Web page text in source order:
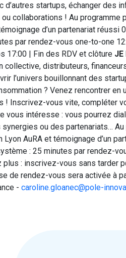
d’autres startups, échanger des
collaborations ! Au programme
d’un partenariat réussi
par rendez-vous one-to-one
17:00 | Fin des RDV et clôture JE
collective, distributeurs,
l’univers bouillonnant des
? Venez rencontrer en
! Inscrivez-vous vite, compléter
vous intéresse : vous pourrez
ou des partenariats… Au
AuRA et témoignage d’un
: 25 minutes par rendez-
plus : inscrivez-vous sans tarder
de rendez-vous sera activée à
- caroline.gloanec@pole-